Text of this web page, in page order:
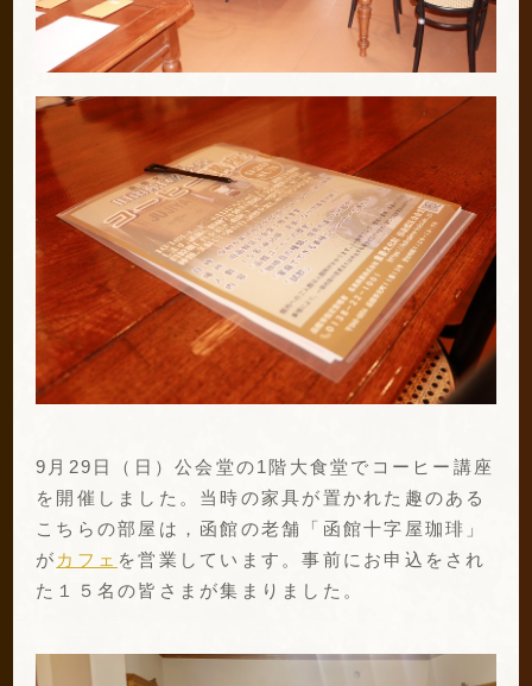
9月29日（日）公会堂の1階大食堂でコーヒー講座
を開催しました。当時の家具が置かれた趣のある
こちらの部屋は，函館の老舗「函館十字屋珈琲」
が カフェ を営業しています。事前にお申込をされ
た１５名の皆さまが集まりました。